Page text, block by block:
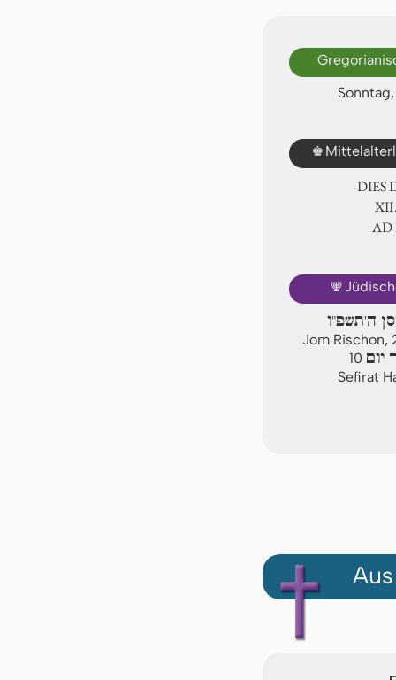
♚
DIES
Ⅻ.
🕎
ה'תשפ"ו
Jom Rischon,
10 יום
Sefirat